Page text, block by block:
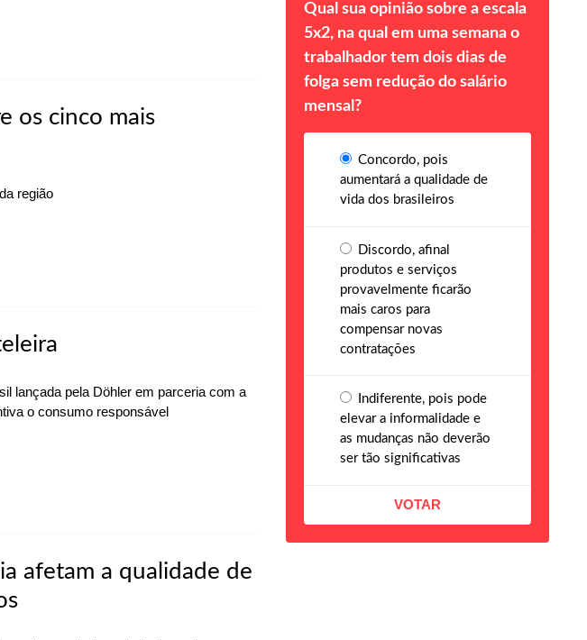
os cinco mais
região
lançada pela Döhler em parceria com a
o consumo responsável
afetam a qualidade de
Qual sua opinião sobre a escala
5x2, na qual em uma semana o
trabalhador tem dois dias de
folga sem redução do salário
mensal?
Concordo, pois
aumentará a qualidade de
vida dos brasileiros
Discordo, afinal
produtos e serviços
provavelmente ficarão
mais caros para
compensar novas
contratações
Indiferente, pois pode
elevar a informalidade e
as mudanças não deverão
ser tão significativas